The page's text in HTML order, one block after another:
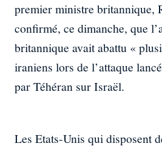
premier ministre britannique,
confirmé, ce dimanche, que
britannique avait abattu «
iraniens lors de l’attaque
par Téhéran sur Israël.
Les Etats-Unis qui disposent